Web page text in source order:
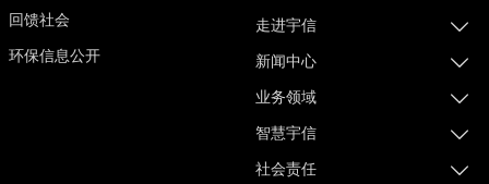
回馈社会
环保信息公开
走进宇信 
新闻中心 
业务领域 
智慧宇信 
社会责任 